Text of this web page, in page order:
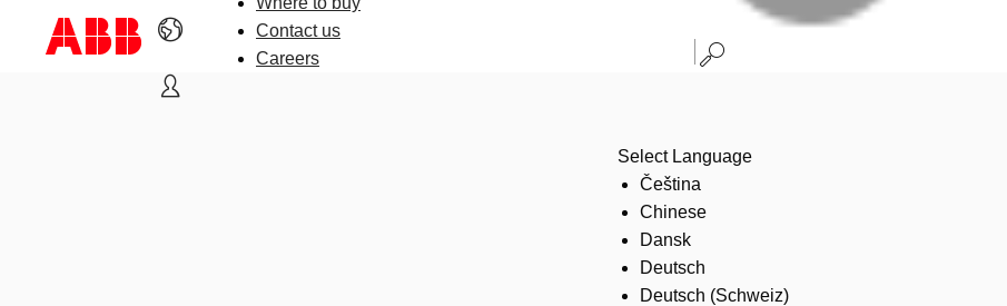
Contact us
Careers
Select Language
Čeština
Chinese
Dansk
Deutsch
Deutsch (Schweiz)